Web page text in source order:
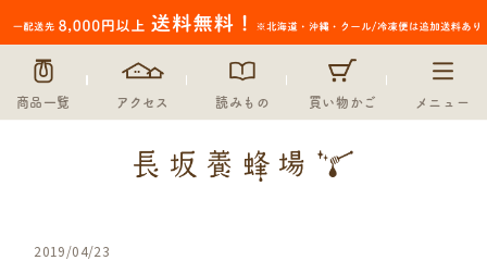
商品一覧 アクセス 読みもの 買い物かご メニュー
2019/04/23